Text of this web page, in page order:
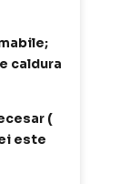
caldura
(
este